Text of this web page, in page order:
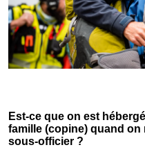
Est-ce que on est
famille (copine) quand
sous-officier ?